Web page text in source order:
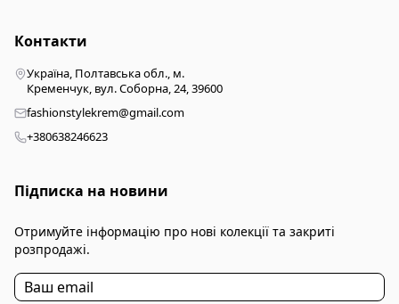
Контакти
Україна, Полтавська обл., м.
Кременчук, вул. Соборна, 24, 39600
fashionstylekrem@gmail.com
+380638246623
Підписка на новини
Отримуйте інформацію про нові колекції та закриті
розпродажі.